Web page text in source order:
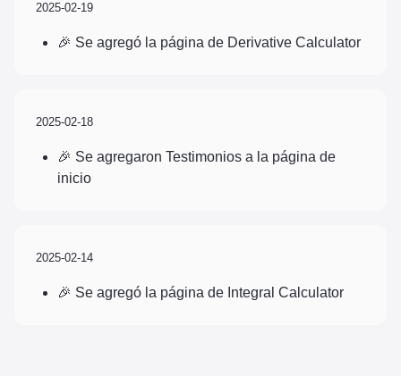
2025-02-19
🎉 Se agregó la página de Derivative Calculator
2025-02-18
🎉 Se agregaron Testimonios a la página de
inicio
2025-02-14
🎉 Se agregó la página de Integral Calculator